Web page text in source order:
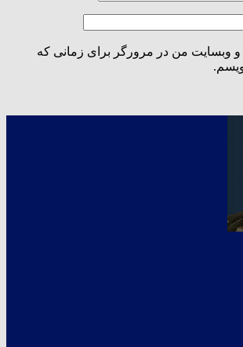
و وبسایت من در مرورگر برای زمانی که